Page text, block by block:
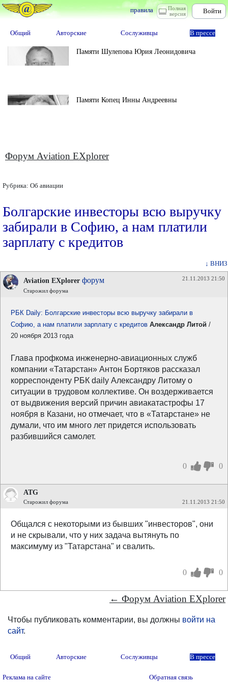
Полная
версия
правила Войти
Общий Авторские Сослуживцы В прессе
Памяти Шулепова Юрия Леонидовича
Памяти Копец Инны Андреевны
Форум Aviation EXplorer
Рубрика: Об авиации
Болгарские инвесторы всю выручку
забирали в Софию, а нам платили
зарплату с кредитов
↓ ВНИЗ
Aviation EXplorer форум
Старожил форума
21.11.2013 21:50
РБК Daily: Болгарские инвесторы всю выручку забирали в
Софию, а нам платили зарплату с кредитов Александр Литой /
20 ноября 2013 года
Глава профкома инженерно-авиационных служб
компании «Татарстан» Антон Бортяков рассказал
корреспонденту РБК daily Александру Литому о
ситуации в трудовом коллективе. Он воздерживается
от выдвижения версий причин авиакатастрофы 17
ноября в Казани, но отмечает, что в «Татарстане» не
думали, что им много лет придется использовать
разбившийся самолет.
0 0
ATG
Старожил форума 21.11.2013 21:50
Общался с некоторыми из бывших "инвесторов", они
и не скрывали, что у них задача вытянуть по
максимуму из "Татарстана" и свалить.
0 0
← Форум Aviation EXplorer
Чтобы публиковать комментарии, вы должны войти на
сайт.
Общий Авторские Сослуживцы В прессе
Реклама на сайте Обратная связь